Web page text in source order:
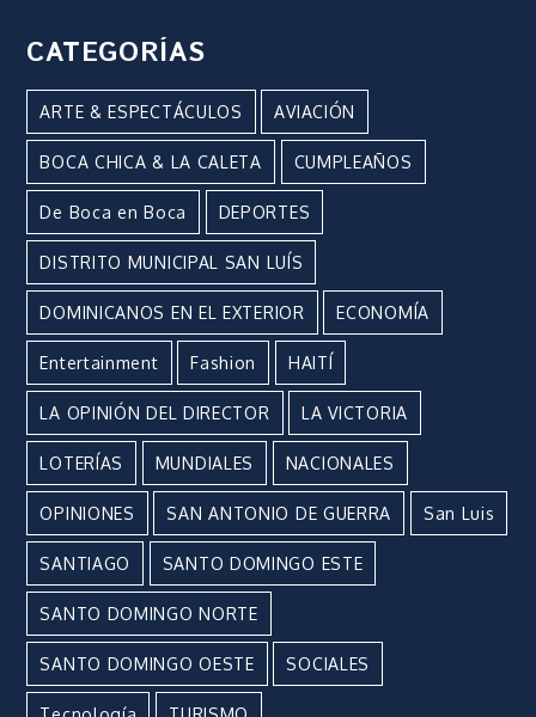
CATEGORÍAS
ARTE & ESPECTÁCULOS AVIACIÓN
BOCA CHICA & LA CALETA CUMPLEAÑOS
De Boca en Boca DEPORTES
DISTRITO MUNICIPAL SAN LUÍS
DOMINICANOS EN EL EXTERIOR ECONOMÍA
Entertainment Fashion HAITÍ
LA OPINIÓN DEL DIRECTOR LA VICTORIA
LOTERÍAS MUNDIALES NACIONALES
OPINIONES SAN ANTONIO DE GUERRA San Luis
SANTIAGO SANTO DOMINGO ESTE
SANTO DOMINGO NORTE
SANTO DOMINGO OESTE SOCIALES